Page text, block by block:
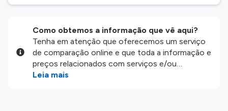
Como obtemos a informação que vê aqui?
Tenha em atenção que oferecemos um serviço
de comparação online e que toda a informação e
preços relacionados com serviços e/ou
produtos disponíveis no nosso website são
Leia mais